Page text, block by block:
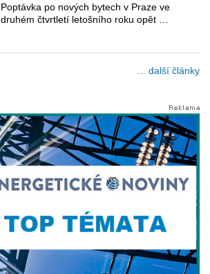
Poptávka po nových bytech v Praze ve
druhém čtvrtletí letošního roku opět …
... další články